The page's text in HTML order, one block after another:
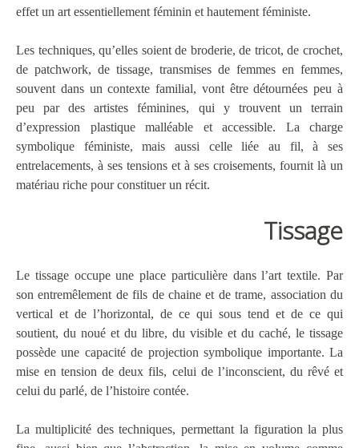
effet un art essentiellement féminin et hautement féministe.
Les techniques, qu’elles soient de broderie, de tricot, de crochet,
de patchwork, de tissage, transmises de femmes en femmes,
souvent dans un contexte familial, vont être détournées peu à
peu par des artistes féminines, qui y trouvent un terrain
d’expression plastique malléable et accessible. La charge
symbolique féministe, mais aussi celle liée au fil, à ses
entrelacements, à ses tensions et à ses croisements, fournit là un
matériau riche pour constituer un récit.
Tissage
Le tissage occupe une place particulière dans l’art textile. Par
son entremêlement de fils de chaine et de trame, association du
vertical et de l’horizontal, de ce qui sous tend et de ce qui
soutient, du noué et du libre, du visible et du caché, le tissage
possède une capacité de projection symbolique importante. La
mise en tension de deux fils, celui de l’inconscient, du rêvé et
celui du parlé, de l’histoire contée.
La multiplicité des techniques, permettant la figuration la plus